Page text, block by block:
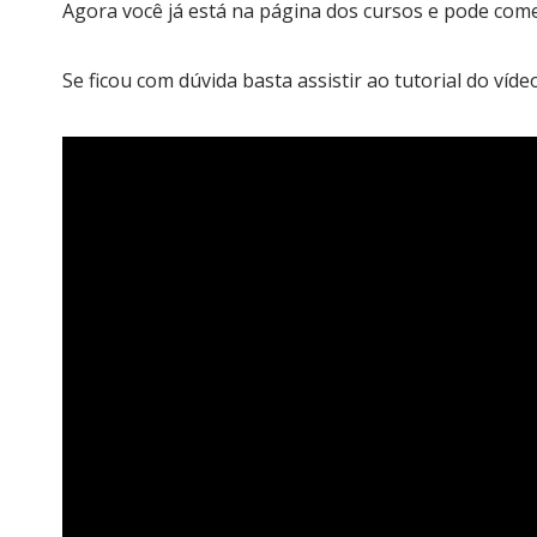
Agora você já está na página dos cursos e pode
Se ficou com dúvida basta assistir ao tutorial do